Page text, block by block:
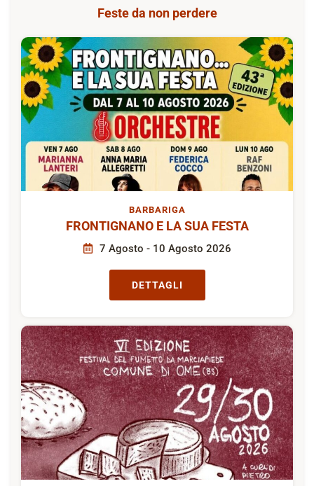
Feste da non perdere
BARBARIGA
FRONTIGNANO E LA SUA FESTA
7 Agosto - 10 Agosto 2026
DETTAGLI